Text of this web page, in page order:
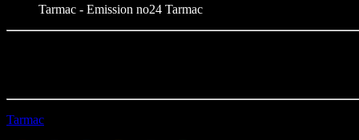
Tarmac - Emission no24 Tarmac
Tarmac